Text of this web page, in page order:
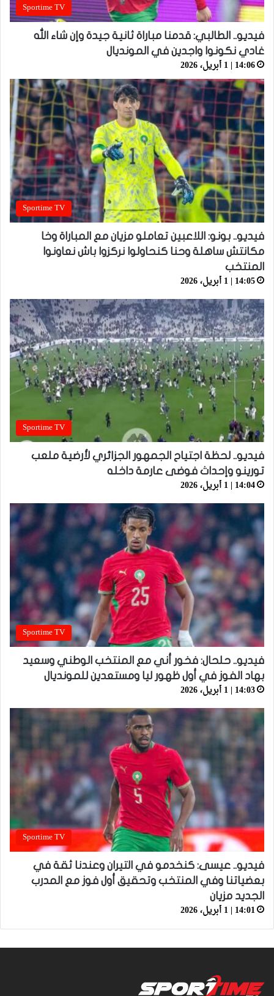
Sportime TV
فيديو.. الطالبي: قدمنا مباراة ثانية جيدة وإن شاء الله
غادي نكونوا واجدين في المونديال
14:06 | 1 أبريل، 2026
Sportime TV
فيديو.. بونو: اللاعبين تعاملو مزيان مع المباراة وخا
مكانتش ساهلة وحنا كنحاولوا نركزوا باش نعاونوا
المنتخب
14:05 | 1 أبريل، 2026
Sportime TV
فيديو.. لحظة اجتياح الجمهور الجزائري لأرضية ملعب
تورينو وإحداث فوضى عارمة داخله
14:04 | 1 أبريل، 2026
Sportime TV
فيديو.. حلحال: فخور أني مع المنتخب الوطني وسعيد
بهاد الفوز في أول ظهور ليا ومستعدين للمونديال
14:03 | 1 أبريل، 2026
Sportime TV
فيديو.. عيسى: كنخدمو في التيران وعندنا ثقة في
بعضياتنا وفي المنتخب وتحقيق أول فوز مع المدرب
الجديد مزيان
14:01 | 1 أبريل، 2026